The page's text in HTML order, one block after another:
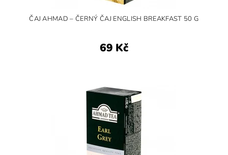
ČAJ AHMAD – ČERNÝ ČAJ ENGLISH BREAKFAST 50 G
69 Kč